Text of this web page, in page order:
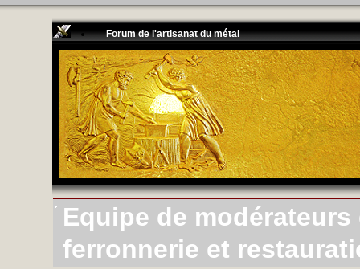
Forum de l'artisanat du métal
Equipe de
ferronnerie et